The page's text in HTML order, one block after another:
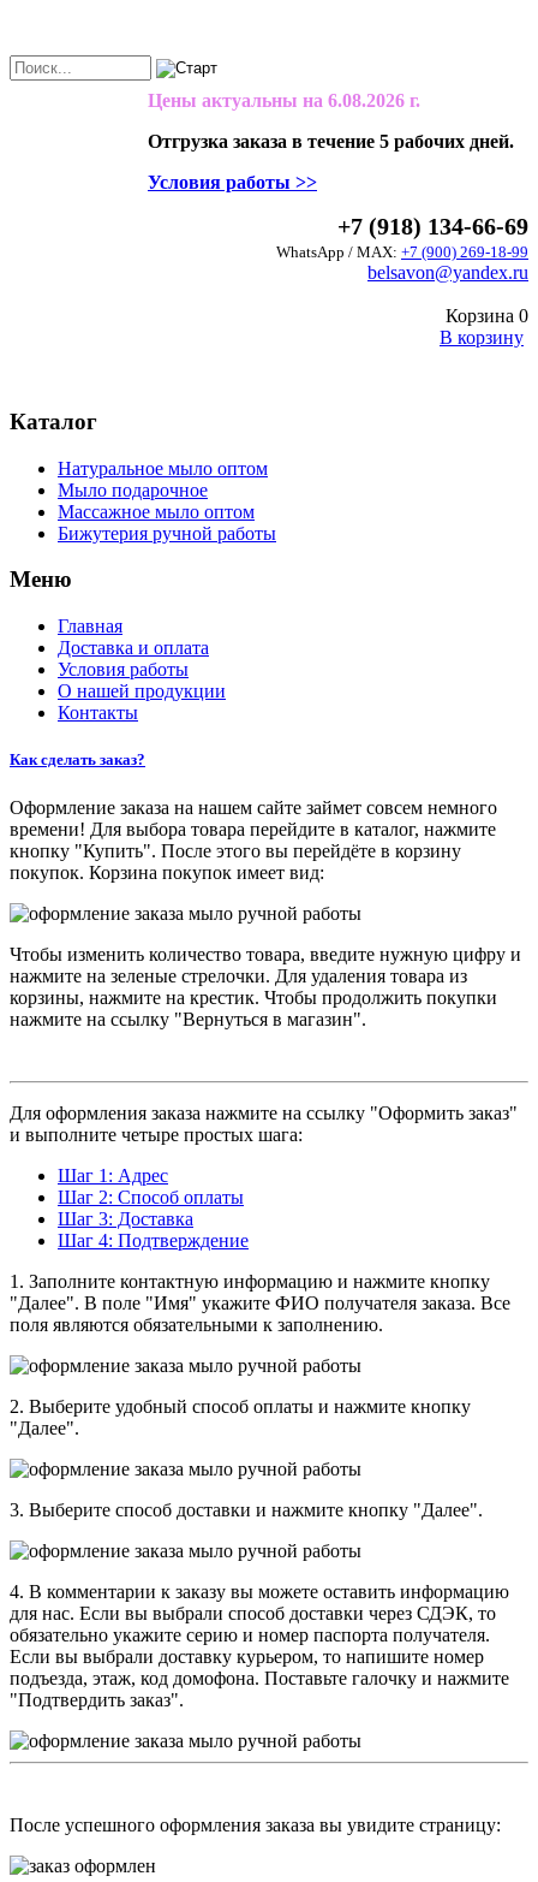
Цены актуальны на 6.08.2026 г.
Отгрузка заказа в течение 5 рабочих дней.
Условия работы >>
+7 (918) 134-66-69
WhatsApp / MAX: +7 (900) 269-18-99
belsavon@yandex.ru
Корзина 0
В корзину
Каталог
Натуральное мыло оптом
Мыло подарочное
Массажное мыло оптом
Бижутерия ручной работы
Меню
Главная
Доставка и оплата
Условия работы
О нашей продукции
Контакты
Как сделать заказ?
Оформление заказа на нашем сайте займет совсем немного
времени! Для выбора товара перейдите в каталог, нажмите
кнопку "Купить". После этого вы перейдёте в корзину
покупок. Корзина покупок имеет вид:
Чтобы изменить количество товара, введите нужную цифру и
нажмите на зеленые стрелочки. Для удаления товара из
корзины, нажмите на крестик. Чтобы продолжить покупки
нажмите на ссылку "Вернуться в магазин".
Для оформления заказа нажмите на ссылку "Оформить заказ"
и выполните четыре простых шага:
Шаг 1: Адрес
Шаг 2: Способ оплаты
Шаг 3: Доставка
Шаг 4: Подтверждение
1. Заполните контактную информацию и нажмите кнопку
"Далее". В поле "Имя" укажите ФИО получателя заказа. Все
поля являются обязательными к заполнению.
2. Выберите удобный способ оплаты и нажмите кнопку
"Далее".
3. Выберите способ доставки и нажмите кнопку "Далее".
4. В комментарии к заказу вы можете оставить информацию
для нас. Если вы выбрали способ доставки через СДЭК, то
обязательно укажите серию и номер паспорта получателя.
Если вы выбрали доставку курьером, то напишите номер
подъезда, этаж, код домофона. Поставьте галочку и нажмите
"Подтвердить заказ".
После успешного оформления заказа вы увидите страницу: